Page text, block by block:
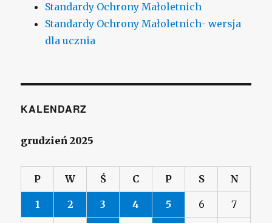
Standardy Ochrony Małoletnich
Standardy Ochrony Małoletnich- wersja
dla ucznia
KALENDARZ
grudzień 2025
P W Ś C P S N
1 2 3 4 5 6 7